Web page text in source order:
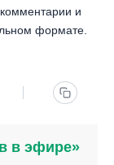
и
формате.
в эфире»